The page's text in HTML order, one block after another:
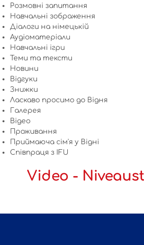
Розмовні запитання
Навчальні зображення
Діалоги на німецькій
Аудіоматеріали
Навчальні ігри
Теми та тексти
Новини
Відгуки
Знижки
Ласкаво просимо до Відня
Галерея
Відео
Проживання
Приймаюча сім'я у Відні
Співпраця з IFU
Video -